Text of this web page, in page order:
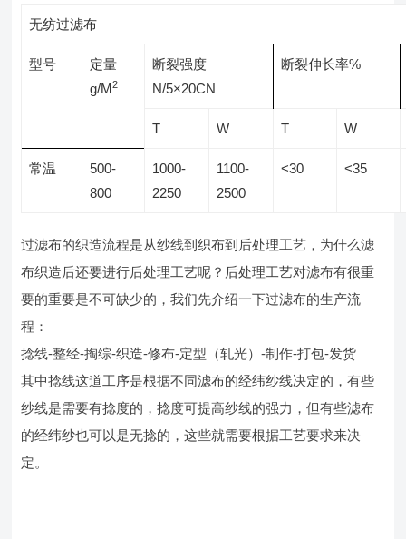
无纺过滤布
型号
定量
g/M2
断裂强度
N/5×20CN
断裂伸长率%
T W T W
常温
500-
800
1000-
2250
1100-
2500
<30 <35
过滤布的织造流程是从纱线到织布到后处理工艺，为什么滤
布织造后还要进行后处理工艺呢？后处理工艺对滤布有很重
要的重要是不可缺少的，我们先介绍一下过滤布的生产流
程：
捻线-整经-掏综-织造-修布-定型（轧光）-制作-打包-发货
其中捻线这道工序是根据不同滤布的经纬纱线决定的，有些
纱线是需要有捻度的，捻度可提高纱线的强力，但有些滤布
的经纬纱也可以是无捻的，这些就需要根据工艺要求来决
定。